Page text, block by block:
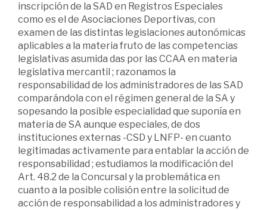
inscripción de la SAD en Registros Especiales
como es el de Asociaciones Deportivas, con
examen de las distintas legislaciones autonómicas
aplicables a la materia fruto de las competencias
legislativas asumida das por las CCAA en materia
legislativa mercantil ; razonamos la
responsabilidad de los administradores de las SAD
comparándola con el régimen general de la SA y
sopesando la posible especialidad que suponía en
materia de SA aunque especiales, de dos
instituciones externas -CSD y LNFP- en cuanto
legitimadas activamente para entablar la acción de
responsabilidad ; estudiamos la modificación del
Art. 48.2 de la Concursal y la problemática en
cuanto a la posible colisión entre la solicitud de
acción de responsabilidad a los administradores y